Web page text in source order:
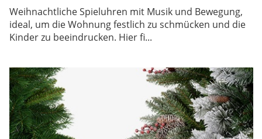
Weihnachtliche Spieluhren mit Musik und Bewegung,
ideal, um die Wohnung festlich zu schmücken und die
Kinder zu beeindrucken. Hier fi...